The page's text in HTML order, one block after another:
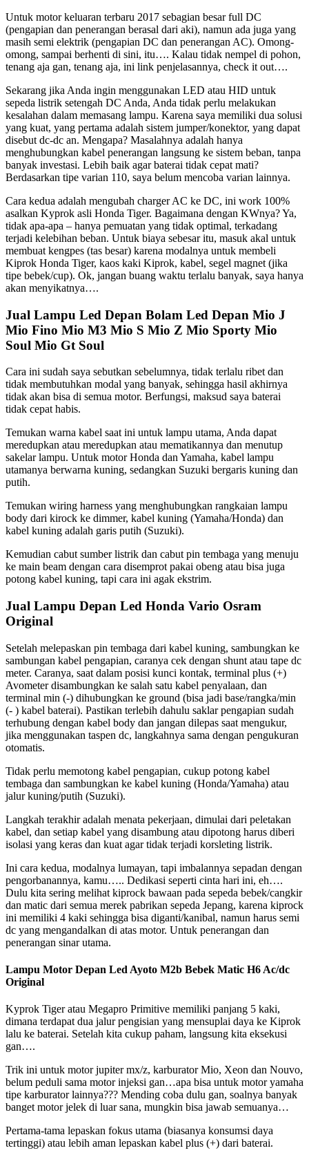
Untuk motor keluaran terbaru 2017 sebagian besar full DC
(pengapian dan penerangan berasal dari aki), namun ada juga yang
masih semi elektrik (pengapian DC dan penerangan AC). Omong-
omong, sampai berhenti di sini, itu…. Kalau tidak nempel di pohon,
tenang aja gan, tenang aja, ini link penjelasannya, check it out….
Sekarang jika Anda ingin menggunakan LED atau HID untuk
sepeda listrik setengah DC Anda, Anda tidak perlu melakukan
kesalahan dalam memasang lampu. Karena saya memiliki dua solusi
yang kuat, yang pertama adalah sistem jumper/konektor, yang dapat
disebut dc-dc an. Mengapa? Masalahnya adalah hanya
menghubungkan kabel penerangan langsung ke sistem beban, tanpa
banyak investasi. Lebih baik agar baterai tidak cepat mati?
Berdasarkan tipe varian 110, saya belum mencoba varian lainnya.
Cara kedua adalah mengubah charger AC ke DC, ini work 100%
asalkan Kyprok asli Honda Tiger. Bagaimana dengan KWnya? Ya,
tidak apa-apa – hanya pemuatan yang tidak optimal, terkadang
terjadi kelebihan beban. Untuk biaya sebesar itu, masuk akal untuk
membuat kengpes (tas besar) karena modalnya untuk membeli
Kiprok Honda Tiger, kaos kaki Kiprok, kabel, segel magnet (jika
tipe bebek/cup). Ok, jangan buang waktu terlalu banyak, saya hanya
akan menyikatnya….
Jual Lampu Led Depan Bolam Led Depan Mio J
Mio Fino Mio M3 Mio S Mio Z Mio Sporty Mio
Soul Mio Gt Soul
Cara ini sudah saya sebutkan sebelumnya, tidak terlalu ribet dan
tidak membutuhkan modal yang banyak, sehingga hasil akhirnya
tidak akan bisa di semua motor. Berfungsi, maksud saya baterai
tidak cepat habis.
Temukan warna kabel saat ini untuk lampu utama, Anda dapat
meredupkan atau meredupkan atau mematikannya dan menutup
sakelar lampu. Untuk motor Honda dan Yamaha, kabel lampu
utamanya berwarna kuning, sedangkan Suzuki bergaris kuning dan
putih.
Temukan wiring harness yang menghubungkan rangkaian lampu
body dari kirock ke dimmer, kabel kuning (Yamaha/Honda) dan
kabel kuning adalah garis putih (Suzuki).
Kemudian cabut sumber listrik dan cabut pin tembaga yang menuju
ke main beam dengan cara disemprot pakai obeng atau bisa juga
potong kabel kuning, tapi cara ini agak ekstrim.
Jual Lampu Depan Led Honda Vario Osram
Original
Setelah melepaskan pin tembaga dari kabel kuning, sambungkan ke
sambungan kabel pengapian, caranya cek dengan shunt atau tape dc
meter. Caranya, saat dalam posisi kunci kontak, terminal plus (+)
Avometer disambungkan ke salah satu kabel penyalaan, dan
terminal min (-) dihubungkan ke ground (bisa jadi base/rangka/min
(- ) kabel baterai). Pastikan terlebih dahulu saklar pengapian sudah
terhubung dengan kabel body dan jangan dilepas saat mengukur,
jika menggunakan taspen dc, langkahnya sama dengan pengukuran
otomatis.
Tidak perlu memotong kabel pengapian, cukup potong kabel
tembaga dan sambungkan ke kabel kuning (Honda/Yamaha) atau
jalur kuning/putih (Suzuki).
Langkah terakhir adalah menata pekerjaan, dimulai dari peletakan
kabel, dan setiap kabel yang disambung atau dipotong harus diberi
isolasi yang keras dan kuat agar tidak terjadi korsleting listrik.
Ini cara kedua, modalnya lumayan, tapi imbalannya sepadan dengan
pengorbanannya, kamu….. Dedikasi seperti cinta hari ini, eh….
Dulu kita sering melihat kiprock bawaan pada sepeda bebek/cangkir
dan matic dari semua merek pabrikan sepeda Jepang, karena kiprock
ini memiliki 4 kaki sehingga bisa diganti/kanibal, namun harus semi
dc yang mengandalkan di atas motor. Untuk penerangan dan
penerangan sinar utama.
Lampu Motor Depan Led Ayoto M2b Bebek Matic H6 Ac/dc
Original
Kyprok Tiger atau Megapro Primitive memiliki panjang 5 kaki,
dimana terdapat dua jalur pengisian yang mensuplai daya ke Kiprok
lalu ke baterai. Setelah kita cukup paham, langsung kita eksekusi
gan….
Trik ini untuk motor jupiter mx/z, karburator Mio, Xeon dan Nouvo,
belum peduli sama motor injeksi gan…apa bisa untuk motor yamaha
tipe karburator lainnya??? Mending coba dulu gan, soalnya banyak
banget motor jelek di luar sana, mungkin bisa jawab semuanya…
Pertama-tama lepaskan fokus utama (biasanya konsumsi daya
tertinggi) atau lebih aman lepaskan kabel plus (+) dari baterai.